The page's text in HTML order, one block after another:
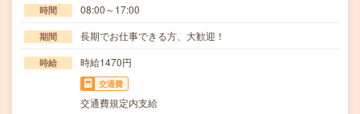
時間 08:00～17:00
期間 長期でお仕事できる方、大歓迎！
時給 時給1470円
交通費
交通費規定内支給